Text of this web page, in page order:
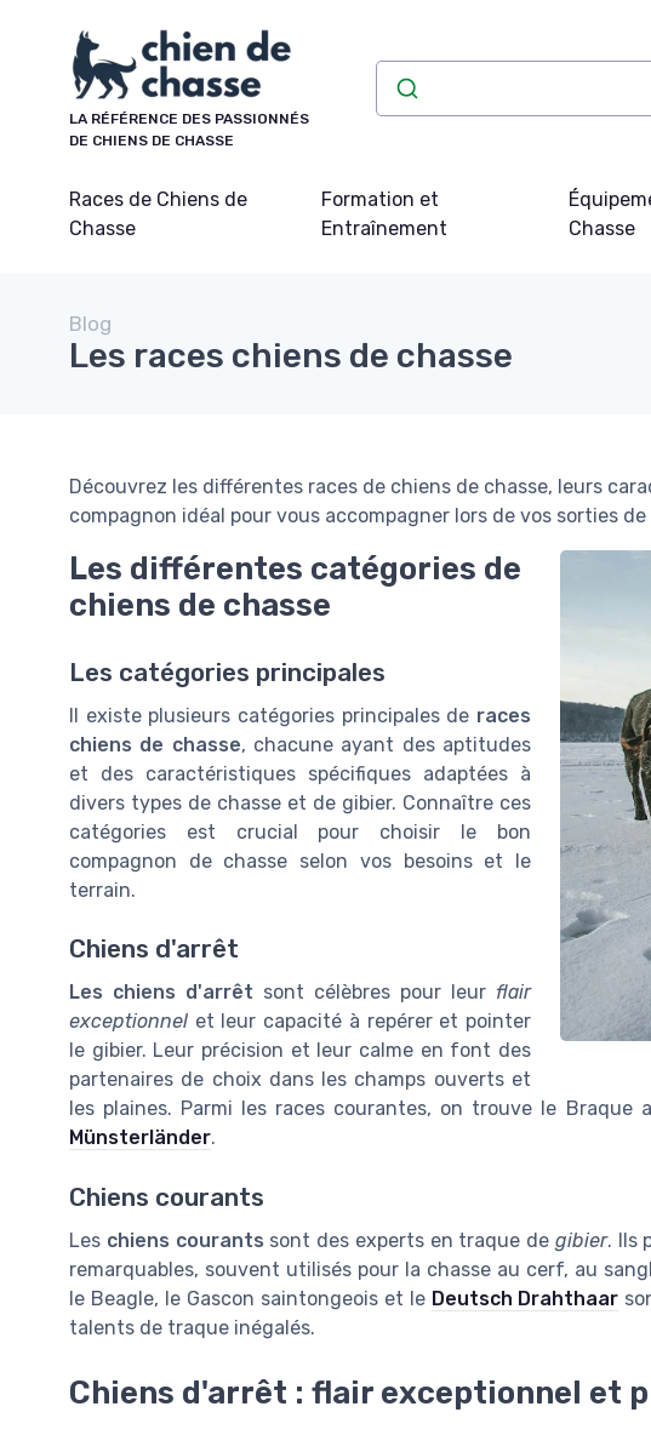
LA RÉFÉRENCE DES PASSIONNÉS
DE CHIENS DE CHASSE
Races de Chiens de
Chasse
Formation et
Entraînement
Chasse
Blog
Les races chiens de chasse
Découvrez les différentes races de chiens de chasse, leurs
compagnon idéal pour vous accompagner lors de vos sorties de
Les différentes catégories de
chiens de chasse
Les catégories principales
Il existe plusieurs catégories principales de races
chiens de chasse, chacune ayant des aptitudes
et des caractéristiques spécifiques adaptées à
divers types de chasse et de gibier. Connaître ces
catégories est crucial pour choisir le bon
compagnon de chasse selon vos besoins et le
terrain.
Chiens d'arrêt
Les chiens d'arrêt sont célèbres pour leur flair
exceptionnel et leur capacité à repérer et pointer
le gibier. Leur précision et leur calme en font des
partenaires de choix dans les champs ouverts et
les plaines. Parmi les races courantes, on trouve le Braque
Münsterländer.
Chiens courants
Les chiens courants sont des experts en traque de gibier. Ils
remarquables, souvent utilisés pour la chasse au cerf, au
le Beagle, le Gascon saintongeois et le Deutsch Drahthaar
talents de traque inégalés.
Chiens d'arrêt : flair exceptionnel et